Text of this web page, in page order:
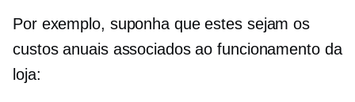
Por exemplo, suponha que estes sejam os
custos anuais associados ao funcionamento da
loja: